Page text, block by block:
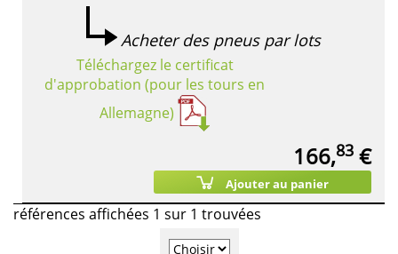
Acheter des pneus par lots
Téléchargez le certificat
d'approbation (pour les tours en
Allemagne)
166,83 €
Ajouter au panier
références affichées 1 sur 1 trouvées